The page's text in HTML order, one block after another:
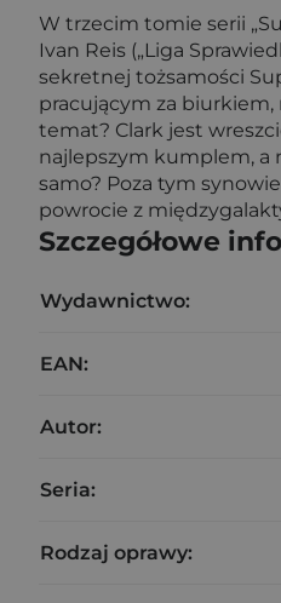
W trzecim tomie serii
Ivan Reis („Liga
sekretnej tożsamości
pracującym za biurkiem,
temat? Clark jest
najlepszym kumplem, a
samo? Poza tym
powrocie z
Szczegółowe
Wydawnictwo:
EAN:
Autor:
Seria:
Rodzaj oprawy: